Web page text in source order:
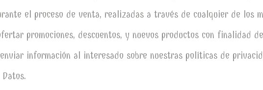
el proceso de venta, realizadas a través de cualquier de los
promociones, descuentos, y nuevos productos con finalidad
información al interesado sobre nuestras políticas de